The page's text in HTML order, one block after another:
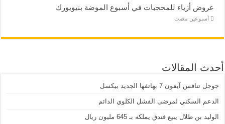
عروض أزياء للمحجبات في أسبوع الموضة بنيويورك
‏أسبوعين مضت
أحدث المقالات
جوجل تنافس آيفون 7 بهاتفها الجديد بيكسل
الدعم السكني لمرضى الفشل الكلوي الدائم
الوليد بن طلال يبيع فندق يملكه بـ 645 مليون ريال